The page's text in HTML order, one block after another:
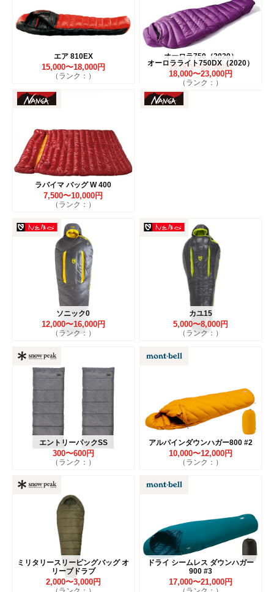
エア 810EX
15,000〜18,000円
（ランク：）
オーロラ750（2020）
18,000〜23,000円
（ランク：）
ラバイマ バッグ W 400
7,500〜10,000円
（ランク：）
オーロラライト750DX（2020）
18,000〜23,000円
（ランク：）
ソニック0
12,000〜16,000円
（ランク：）
カユ15
5,000〜8,000円
（ランク：）
エントリーパックSS
300〜600円
（ランク：）
アルパインダウンハガー800 #2
10,000〜12,000円
（ランク：）
ミリタリースリーピングバッグ オ
リーブドラブ
2,000〜3,000円
ドライ シームレス ダウンハガー
900 #3
17,000〜21,000円